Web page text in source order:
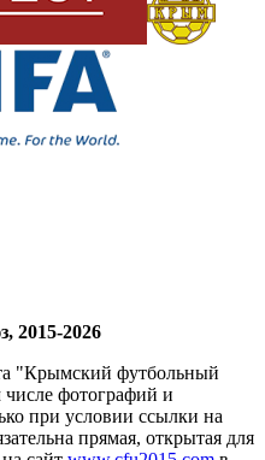
2015-2026
"Крымский футбольный
числе фотографий и
при условии ссылки на
прямая, открытая для